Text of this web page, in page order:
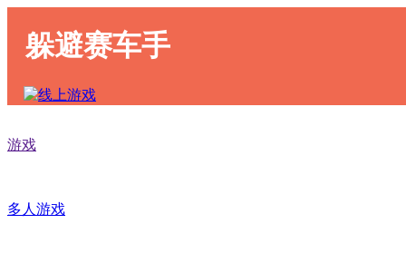
躲避赛车手
游戏
多人游戏